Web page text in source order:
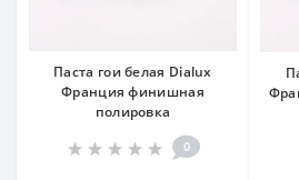
Паста гои белая Dialux
Франция финишная
полировка
0